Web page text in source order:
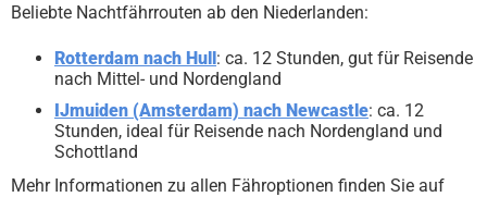
Beliebte Nachtfährrouten ab den Niederlanden:
Rotterdam nach Hull: ca. 12 Stunden, gut für Reisende
nach Mittel- und Nordengland
IJmuiden (Amsterdam) nach Newcastle: ca. 12
Stunden, ideal für Reisende nach Nordengland und
Schottland
Mehr Informationen zu allen Fähroptionen finden Sie auf